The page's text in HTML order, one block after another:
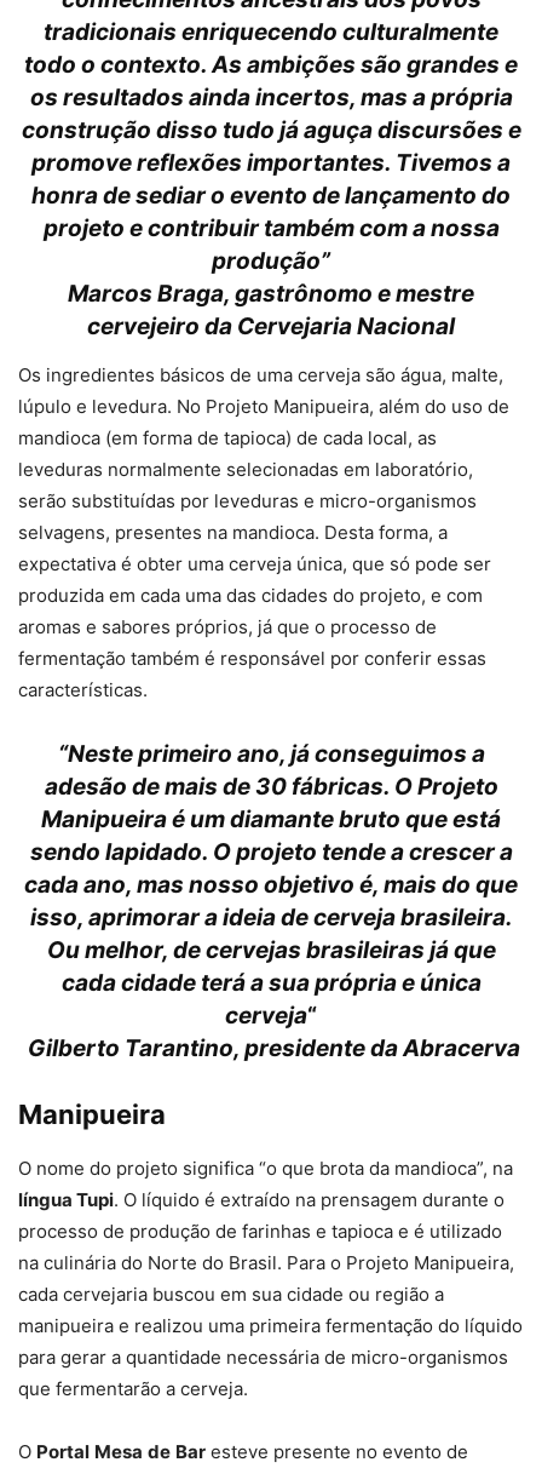
tradicionais enriquecendo culturalmente
todo o contexto. As ambições são grandes e
os resultados ainda incertos, mas a própria
construção disso tudo já aguça discursões e
promove reflexões importantes. Tivemos a
honra de sediar o evento de lançamento do
projeto e contribuir também com a nossa
produção”
Marcos Braga, gastrônomo e mestre
cervejeiro da Cervejaria Nacional
Os ingredientes básicos de uma cerveja são água, malte,
lúpulo e levedura. No Projeto Manipueira, além do uso de
mandioca (em forma de tapioca) de cada local, as
leveduras normalmente selecionadas em laboratório,
serão substituídas por leveduras e micro-organismos
selvagens, presentes na mandioca. Desta forma, a
expectativa é obter uma cerveja única, que só pode ser
produzida em cada uma das cidades do projeto, e com
aromas e sabores próprios, já que o processo de
fermentação também é responsável por conferir essas
características.
“Neste primeiro ano, já conseguimos a
adesão de mais de 30 fábricas. O Projeto
Manipueira é um diamante bruto que está
sendo lapidado. O projeto tende a crescer a
cada ano, mas nosso objetivo é, mais do que
isso, aprimorar a ideia de cerveja brasileira.
Ou melhor, de cervejas brasileiras já que
cada cidade terá a sua própria e única
cerveja“
Gilberto Tarantino, presidente da Abracerva
Manipueira
O nome do projeto significa “o que brota da mandioca”, na
língua Tupi. O líquido é extraído na prensagem durante o
processo de produção de farinhas e tapioca e é utilizado
na culinária do Norte do Brasil. Para o Projeto Manipueira,
cada cervejaria buscou em sua cidade ou região a
manipueira e realizou uma primeira fermentação do líquido
para gerar a quantidade necessária de micro-organismos
que fermentarão a cerveja.
O Portal Mesa de Bar esteve presente no evento de